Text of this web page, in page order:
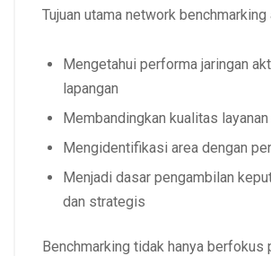
Tujuan utama network benchmarking
Mengetahui performa jaringan
lapangan
Membandingkan kualitas
Mengidentifikasi area dengan
Menjadi dasar pengambilan
dan strategis
Benchmarking tidak hanya berfokus